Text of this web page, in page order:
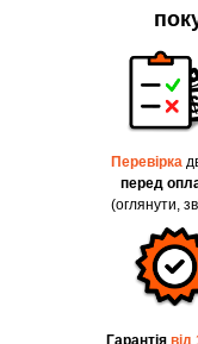
Перевірка
перед
(оглянути,
Гарантія від